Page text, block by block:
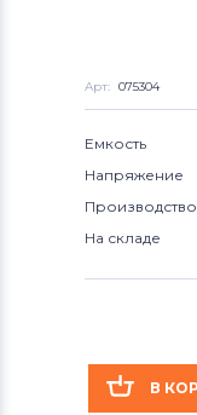
Арт: 075304
Емкость
Напряжение
Производство
На складе